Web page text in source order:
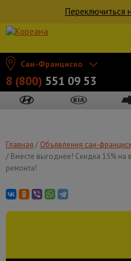
Переключиться
Сан-Франциско
8 (800) 551 09 53
Главная
Объявления сан-
Вместе выгоднее! Скидка 15% на
ремонта!